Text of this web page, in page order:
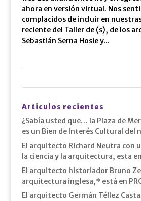
ahora en versión virtual. Nos
complacidos de incluir en
reciente del Taller de (s), de los
Sebastián Serna Hosie y...
Articulos recientes
¿Sabía usted que… la Plaza de
es un Bien de Interés Cultural del
El arquitecto Richard Neutra con
la ciencia y la arquitectura, esta
El arquitecto historiador Bruno
arquitectura inglesa,* está en
El arquitecto Germán Téllez